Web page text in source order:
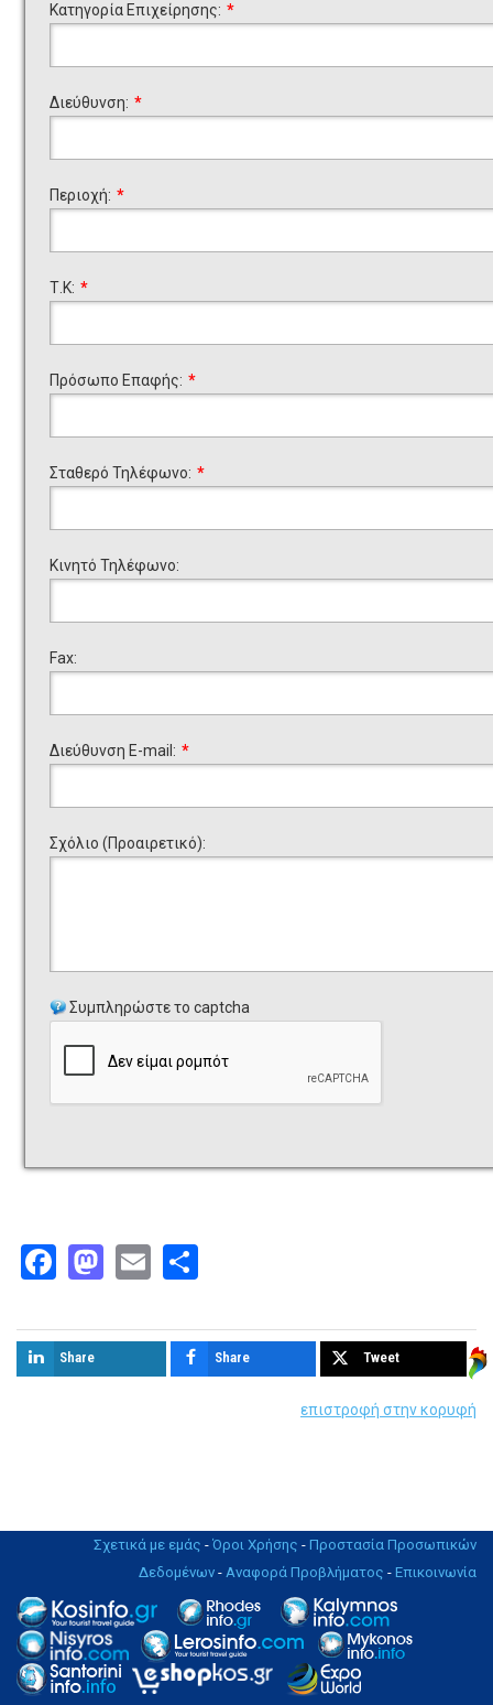
Κατηγορία Επιχείρησης: *
Διεύθυνση: *
Περιοχή: *
Τ.Κ: *
Πρόσωπο Επαφής: *
Σταθερό Τηλέφωνο: *
Κινητό Τηλέφωνο:
Fax:
Διεύθυνση E-mail: *
Σχόλιο (Προαιρετικό):
Συμπληρώστε το captcha
Facebook
Mastodon
Email
Share Share Tweet
επιστροφή στην κορυφή
Σχετικά με εμάς - Όροι Χρήσης - Προστασία Προσωπικών
Δεδομένων - Αναφορά Προβλήματος - Επικοινωνία